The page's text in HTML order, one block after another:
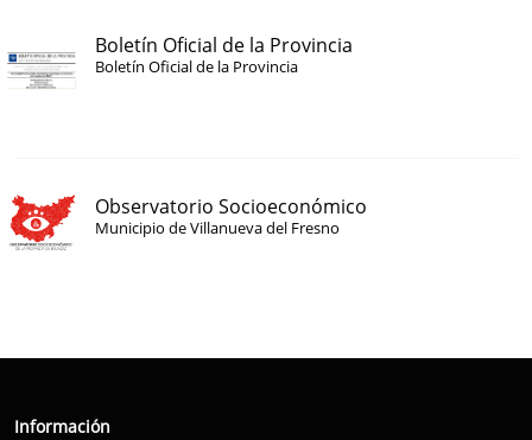
Boletín Oficial de la Provincia
Boletín Oficial de la Provincia
Observatorio Socioeconómico
Municipio de Villanueva del Fresno
Información